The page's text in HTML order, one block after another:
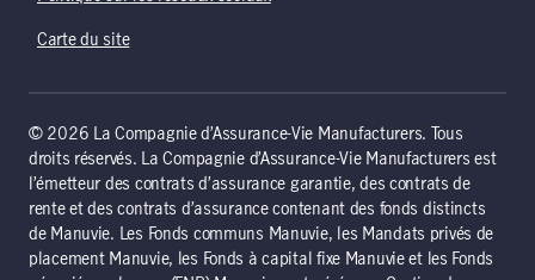
Carte du site
© 2026 La Compagnie d’Assurance-Vie Manufacturers. Tous
droits réservés. La Compagnie d’Assurance-Vie Manufacturers est
l’émetteur des contrats d’assurance garantie, des contrats de
rente et des contrats d’assurance contenant des fonds distincts
de Manuvie. Les Fonds communs Manuvie, les Mandats privés de
placement Manuvie, les Fonds à capital fixe Manuvie et les Fonds